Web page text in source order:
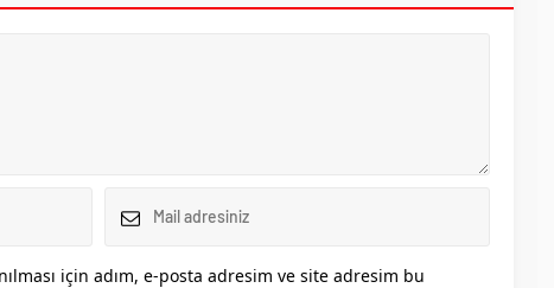
için adım, e-posta adresim ve site adresim bu